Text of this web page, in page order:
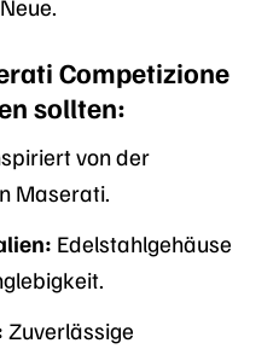
Competizione
sollten:
von der
Maserati.
Edelstahlgehäuse
Zuverlässige